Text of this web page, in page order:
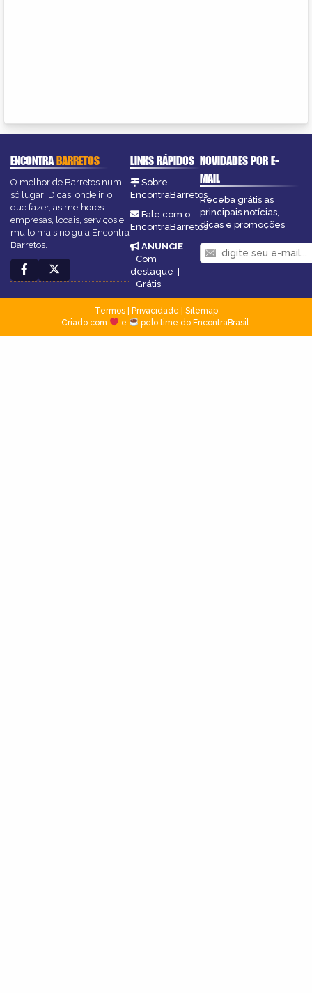
ENCONTRABARRETOS
O melhor de Barretos num
só lugar! Dicas, onde ir, o
que fazer, as melhores
empresas, locais, serviços e
muito mais no guia Encontra
Barretos.
LINKS RÁPIDOS
Sobre
EncontraBarretos
Fale com o
EncontraBarretos
ANUNCIE:
Com
destaque |
Grátis
NOVIDADES POR E-
MAIL
Receba grátis as
principais notícias,
dicas e promoções
Termos| Privacidade
Sitemap
Criado com
e pelo time do EncontraBrasil